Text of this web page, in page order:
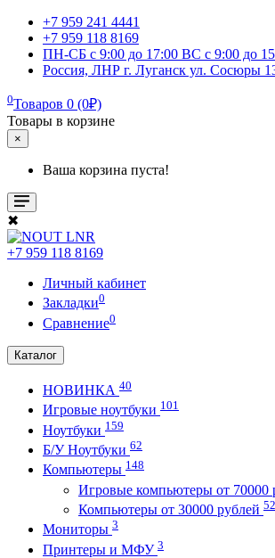
+7 959 241 4441
+7 959 118 8169
ПН-СБ с 9:00 до 17:00 ВС с 9:00 до
Россия, ЛНР г. Луганск ул. Сосюры
0Товаров 0 (0₽)
Товары в корзине
×
Ваша корзина пуста!
✖
+7 959 118 8169
Личный кабинет
Закладки0
Сравнение0
Каталог
НОВИНКА 40
Игровые ноутбуки 101
Ноутбуки 159
Б/У Ноутбуки 62
Компьютеры 148
Игровые компьютеры от 70000
Компьютеры от 30000 рублей 52
Мониторы 3
Принтеры и МФУ 3